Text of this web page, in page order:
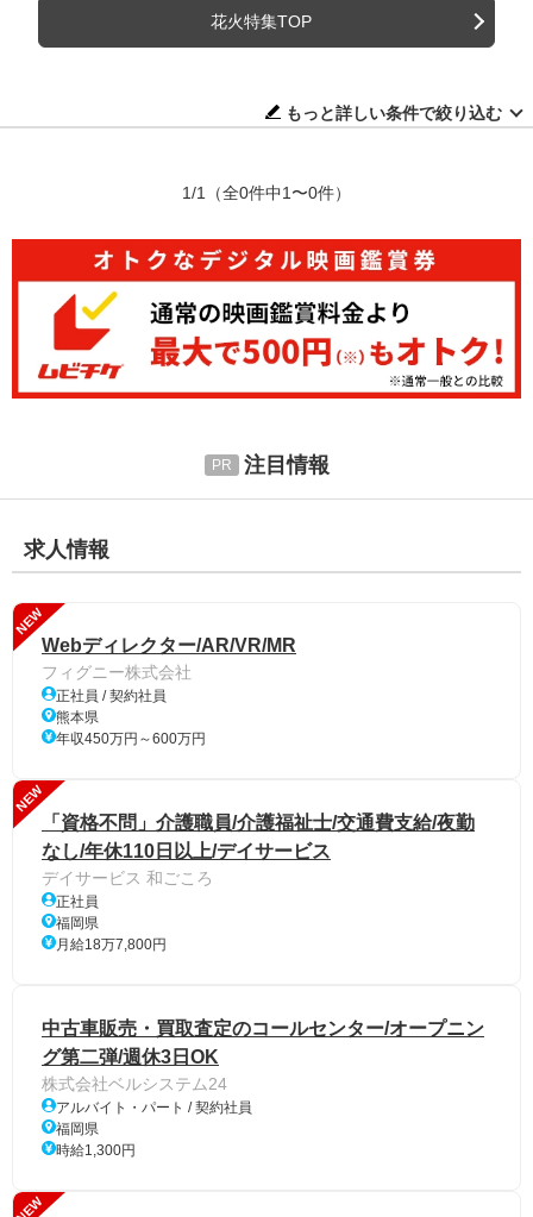
花火特集TOP
もっと詳しい条件で絞り込む
1/1 （全0件中1〜0件）
注目情報
求人情報
NEW
Webディレクター/AR/VR/MR
フィグニー株式会社
正社員 / 契約社員
熊本県
年収450万円～600万円
NEW
「資格不問」介護職員/介護福祉士/交通費支給/夜勤
なし/年休110日以上/デイサービス
デイサービス 和ごころ
正社員
福岡県
月給18万7,800円
中古車販売・買取査定のコールセンター/オープニン
グ第二弾/週休3日OK
株式会社ベルシステム24
アルバイト・パート / 契約社員
福岡県
時給1,300円
NEW